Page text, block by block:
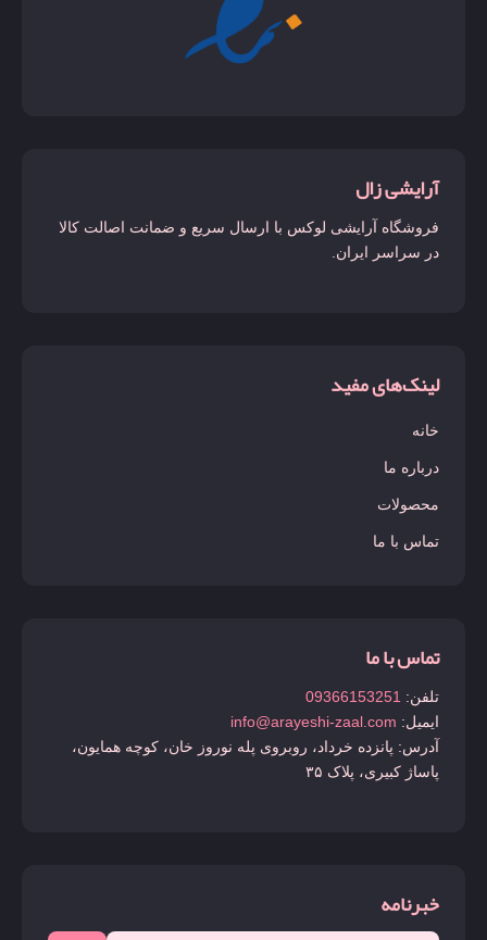
آرایشی زال
فروشگاه آرایشی لوکس با ارسال سریع و ضمانت اصالت کالا
در سراسر ایران.
لینک‌های مفید
خانه
درباره ما
محصولات
تماس با ما
تماس با ما
تلفن: 09366153251
ایمیل: info@arayeshi-zaal.com
آدرس: پانزده خرداد، روبروی پله نوروز خان، کوچه همایون،
پاساژ کبیری، پلاک ۳۵
خبرنامه